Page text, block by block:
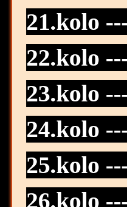
21.kolo
22.kolo
23.kolo
24.kolo
25.kolo
26.kolo